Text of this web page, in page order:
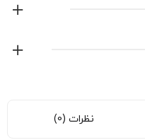
نظرات (0)